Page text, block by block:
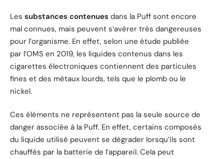
Les substances contenues dans la Puff sont encore
mal connues, mais peuvent s’avérer très dangereuses
pour l’organisme. En effet, selon une étude publiée
par l’OMS en 2019, les liquides contenus dans les
cigarettes électroniques contiennent des particules
fines et des métaux lourds, tels que le plomb ou le
nickel.
Ces éléments ne représentent pas la seule source de
danger associée à la Puff. En effet, certains composés
du liquide utilisé peuvent se dégrader lorsqu’ils sont
chauffés par la batterie de l’appareil. Cela peut